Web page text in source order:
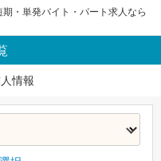
・単発バイト・パート求人なら
情報